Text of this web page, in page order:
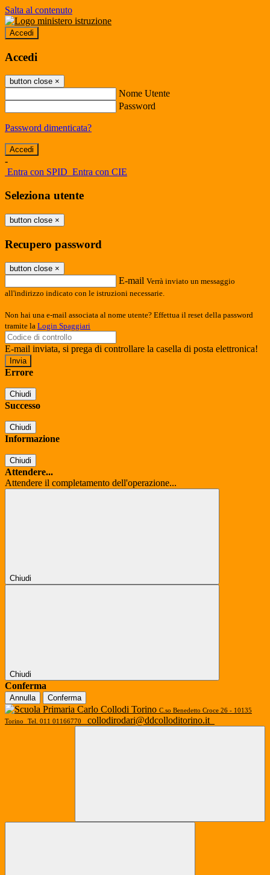
Salta al contenuto
Accedi
Accedi
button close ×
Nome Utente
Password
Password dimenticata?
-
Entra con SPID Entra con CIE
Seleziona utente
button close ×
Recupero password
button close ×
E-mail Verrà inviato un messaggio
all'indirizzo indicato con le istruzioni necessarie.
Non hai una e-mail associata al nome utente? Effettua il reset della password
tramite la Login Spaggiari
E-mail inviata, si prega di controllare la casella di posta elettronica!
Errore
Chiudi
Successo
Chiudi
Informazione
Chiudi
Attendere...
Attendere il completamento dell'operazione...
Chiudi
Chiudi
Conferma
Annulla Conferma
C.so Benedetto Croce 26 - 10135
Torino
Tel. 011 01166770 collodirodari@ddcolloditorino.it